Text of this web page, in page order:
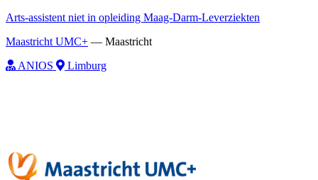
Arts-assistent niet in opleiding Maag-Darm-Leverziekten
Maastricht UMC+ — Maastricht
ANIOS
Limburg